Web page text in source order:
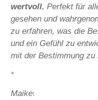
wertvoll.Perfekt für
gesehen und
zu erfahren, was die
und ein Gefühl zu
mit der Bestimmung zu
*
Maike: